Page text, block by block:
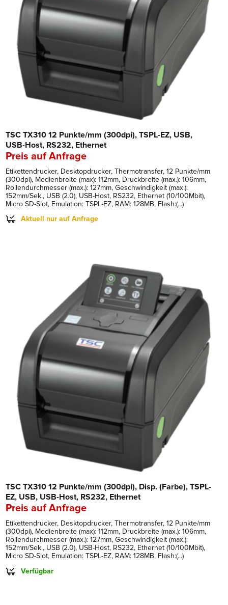
TSC TX310 12 Punkte/mm (300dpi), TSPL-EZ, USB,
USB-Host, RS232, Ethernet
Preis auf Anfrage
Etikettendrucker, Desktopdrucker, Thermotransfer, 12 Punkte/mm
(300dpi), Medienbreite (max): 112mm, Druckbreite (max.): 106mm,
Rollendurchmesser (max.): 127mm, Geschwindigkeit (max.):
152mm/Sek., USB (2.0), USB-Host, RS232, Ethernet (10/100Mbit),
Micro SD-Slot, Emulation: TSPL-EZ, RAM: 128MB, Flash:(...)
Aktuell nur auf Anfrage
TSC TX310 12 Punkte/mm (300dpi), Disp. (Farbe), TSPL-
EZ, USB, USB-Host, RS232, Ethernet
Preis auf Anfrage
Etikettendrucker, Desktopdrucker, Thermotransfer, 12 Punkte/mm
(300dpi), Medienbreite (max): 112mm, Druckbreite (max.): 106mm,
Rollendurchmesser (max.): 127mm, Geschwindigkeit (max.):
152mm/Sek., USB (2.0), USB-Host, RS232, Ethernet (10/100Mbit),
Micro SD-Slot, Emulation: TSPL-EZ, RAM: 128MB, Flash:(...)
Verfügbar